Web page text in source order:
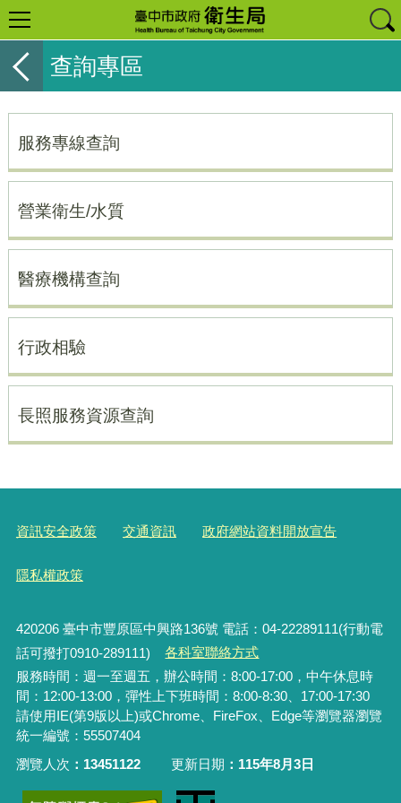
查詢專區
服務專線查詢
營業衛生/水質
醫療機構查詢
行政相驗
長照服務資源查詢
資訊安全政策 交通資訊 政府網站資料開放宣告
隱私權政策
420206臺中市豐原區中興路136號 電話：04-22289111(行動電
話可撥打0910-289111)
各科室聯絡方式
服務時間：週一至週五，辦公時間：8:00-17:00，中午休息時
間：12:00-13:00，彈性上下班時間：8:00-8:30、17:00-17:30
請使用IE(第9版以上)或Chrome、FireFox、Edge等瀏覽器瀏覽
統一編號：55507404
瀏覽人次
13451122 更新日期 115年8月3日